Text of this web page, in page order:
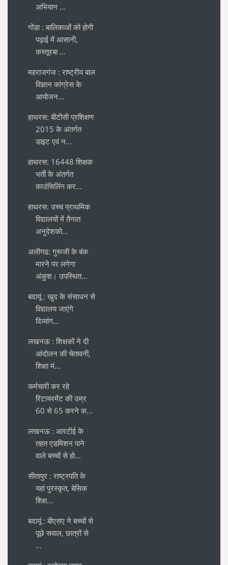
अभियान ...
गोंडा : बालिकाओं को होगी
पढ़ाई में आसानी,
कस्तूरबा ...
महराजगंज : राष्ट्रीय बाल
विज्ञान कांग्रेस के
आयोजन...
हाथरस: बीटीसी प्रशिक्षण
2015 के अंतर्गत
डाइट एवं न...
हाथरस: 16448 शिक्षक
भर्ती के अंतर्गत
काउंसिलिंग कर...
हाथरस: उच्च प्राथमिक
विद्यालयों में तैनात
अनुदेशको...
अलीगढ: गुरूजी के बंक
मारने पर लगेगा
अंकुश। उपस्थित...
बदायूं : खुद के संसाधन से
विद्यालय जाएंगे
दिव्यांग...
लखनऊ : शिक्षकों ने दी
आंदोलन की चेतावनी,
शिक्षा मं...
कर्मचारी कर रहे
रिटायरमेंट की उम्र
60 से 65 करने क...
लखनऊ : आरटीई के
तहत एडमिशन पाने
वाले बच्चों से हो...
सीतापुर : राष्ट्रपति के
यहां पुरस्कृत, बेसिक
शिक्ष...
बदायूं : बीएसए ने बच्चों से
पूछे सवाल, छात्रों से
...